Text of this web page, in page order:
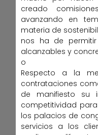
creado
avanzando en
materia de
nos ha de
alcanzables y
o
Respecto a la
contrataciones
de manifiesto su
competitividad
los palacios de
servicios a los